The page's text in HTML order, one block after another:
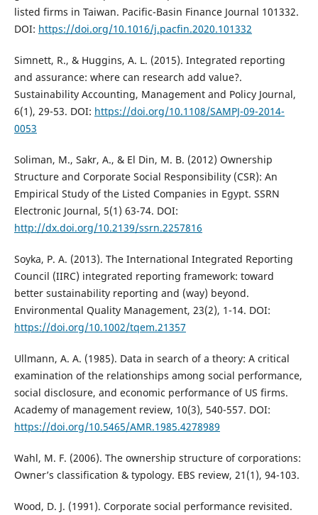
listed firms in Taiwan. Pacific-Basin Finance Journal 101332.
DOI: https://doi.org/10.1016/j.pacfin.2020.101332
Simnett, R., & Huggins, A. L. (2015). Integrated reporting
and assurance: where can research add value?.
Sustainability Accounting, Management and Policy Journal,
6(1), 29-53. DOI: https://doi.org/10.1108/SAMPJ-09-2014-
0053
Soliman, M., Sakr, A., & El Din, M. B. (2012) Ownership
Structure and Corporate Social Responsibility (CSR): An
Empirical Study of the Listed Companies in Egypt. SSRN
Electronic Journal, 5(1) 63-74. DOI:
http://dx.doi.org/10.2139/ssrn.2257816
Soyka, P. A. (2013). The International Integrated Reporting
Council (IIRC) integrated reporting framework: toward
better sustainability reporting and (way) beyond.
Environmental Quality Management, 23(2), 1-14. DOI:
https://doi.org/10.1002/tqem.21357
Ullmann, A. A. (1985). Data in search of a theory: A critical
examination of the relationships among social performance,
social disclosure, and economic performance of US firms.
Academy of management review, 10(3), 540-557. DOI:
https://doi.org/10.5465/AMR.1985.4278989
Wahl, M. F. (2006). The ownership structure of corporations:
Owner’s classification & typology. EBS review, 21(1), 94-103.
Wood, D. J. (1991). Corporate social performance revisited.